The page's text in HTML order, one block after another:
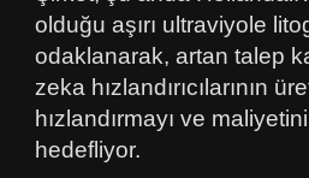
olduğu aşırı ultraviyole
odaklanarak, artan talep
zeka hızlandırıcılarının
hızlandırmayı ve
hedefliyor.